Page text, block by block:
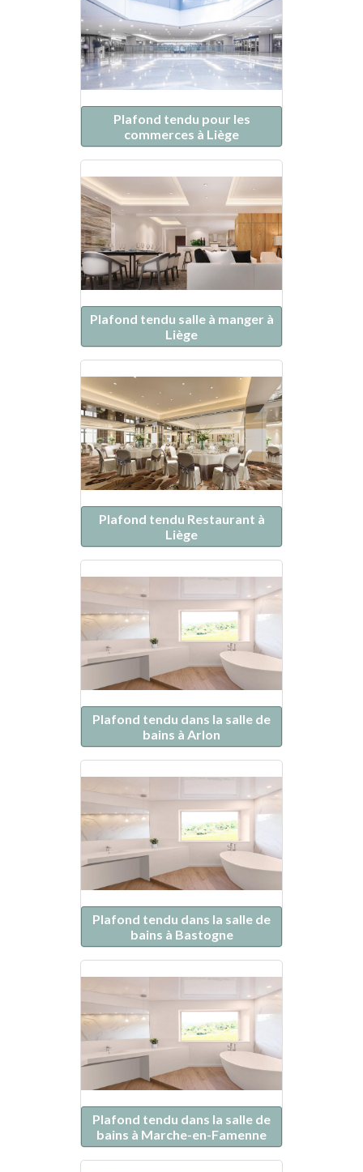
Plafond tendu pour les
commerces à Liège
Plafond tendu salle à manger à
Liège
Plafond tendu Restaurant à
Liège
Plafond tendu dans la salle de
bains à Arlon
Plafond tendu dans la salle de
bains à Bastogne
Plafond tendu dans la salle de
bains à Marche-en-Famenne